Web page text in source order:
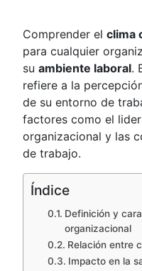
Comprender elclima
para cualquier
suambiente laboral.
refiere a la
de su entorno de
factores como el
organizacional y las
de trabajo.
Índice
Definición y
organizacional
Relación entre
Impacto en la